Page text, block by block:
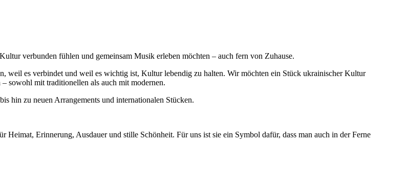
verbunden fühlen und gemeinsam Musik erleben möchten – auch fern von Zuhause.
weil es verbindet und weil es wichtig ist, Kultur lebendig zu halten. Wir möchten ein Stück ukrainischer Kultur
sowohl mit traditionellen als auch mit modernen.
hin zu neuen Arrangements und internationalen Stücken.
Erinnerung, Ausdauer und stille Schönheit. Für uns ist sie ein Symbol dafür, dass man auch in der Ferne